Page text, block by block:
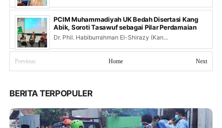
PCIM Muhammadiyah UK Bedah Disertasi Kang
Abik, Soroti Tasawuf sebagai Pilar Perdamaian
Dr. Phil. Habiburrahman El-Shirazy (Kan...
Previous Next
Home
BERITA TERPOPULER